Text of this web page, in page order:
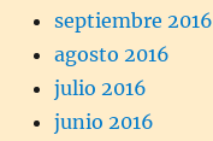
septiembre 2016
agosto 2016
julio 2016
junio 2016